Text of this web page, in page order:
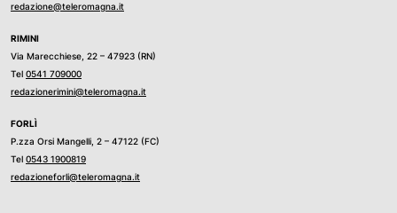
redazione@teleromagna.it
RIMINI
Via Marecchiese, 22 – 47923 (RN)
Tel 0541 709000
redazionerimini@teleromagna.it
FORLÌ
P.zza Orsi Mangelli, 2 – 47122 (FC)
Tel 0543 1900819
redazioneforli@teleromagna.it